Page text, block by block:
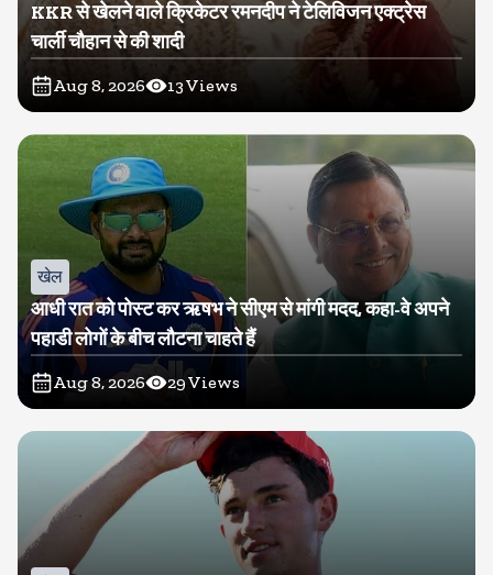
KKR से खेलने वाले क्रिकेटर रमनदीप ने टेलिविजन एक्ट्रेस
चार्ली चौहान से की शादी
Aug 8, 2026 13Views
खेल
आधी रात को पोस्ट कर ऋषभ ने सीएम से मांगी मदद, कहा-वे अपने
पहाडी लोगों के बीच लौटना चाहते हैं
Aug 8, 2026 29Views